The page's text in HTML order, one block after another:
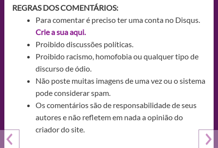
REGRAS DOS COMENTÁRIOS:
Para comentar é preciso ter uma conta no Disqus.
Crie a sua aqui.
Proibido discussões políticas.
Proibido racismo, homofobia ou qualquer tipo de
discurso de ódio.
Não poste muitas imagens de uma vez ou o sistema
pode considerar spam.
Os comentários são de responsabilidade de seus
autores e não refletem em nada a opinião do
criador do site.